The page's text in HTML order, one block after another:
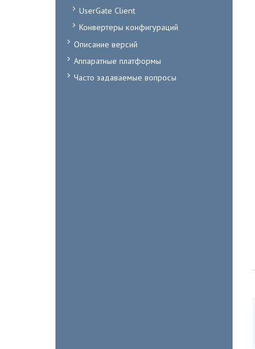
UserGate Client
Конвертеры конфигураций
Описание версий
Аппаратные платформы
Часто задаваемые вопросы